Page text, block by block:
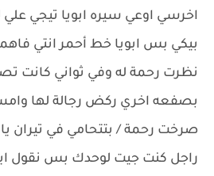
اخرسي اوعي سيره ابويا تيجي علي
بيكي بس ابويا خط أحمر انتي
نظرت رحمة له وفي ثواني كانت
بصفعه اخري ركض رجالة لها
صرخت رحمة / بتتحامي في تيران يا
راجل كنت جيت لوحدك بس نقول